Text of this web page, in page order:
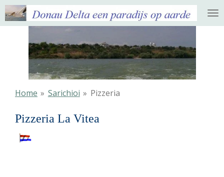
Ga
direct
hoofdinhoud
Home » Sarichioi » Pizzeria
Pizzeria La Vitea